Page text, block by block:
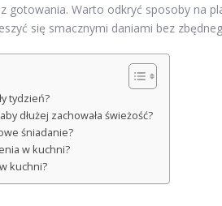
gotowania. Warto odkryć sposoby na
się smacznymi daniami bez
tydzień?
dłużej zachowała świeżość?
śniadanie?
w kuchni?
kuchni?